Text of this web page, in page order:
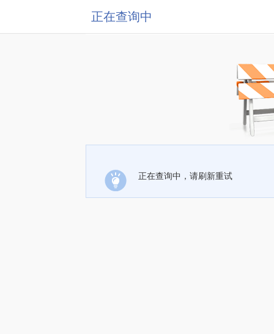
正在查询中
正在查询中，请刷新重试